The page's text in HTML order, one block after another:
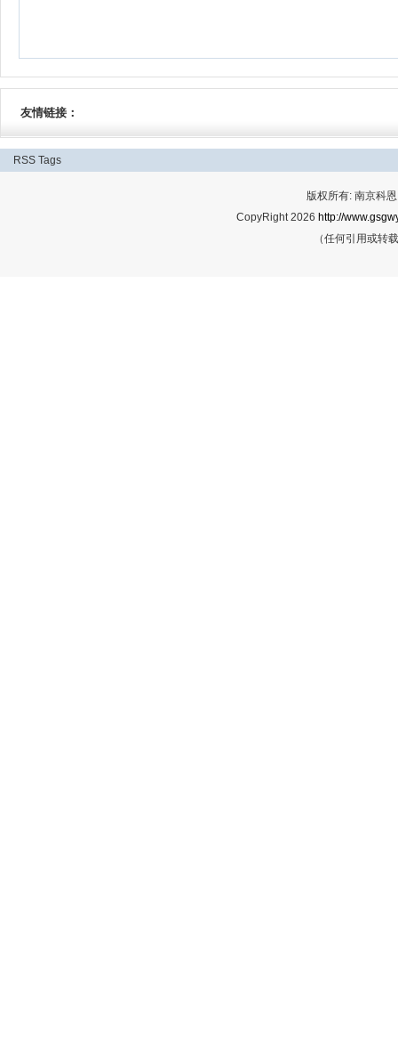
友情链接：
RSS Tags
版权所有: 南京科
CopyRight 2026 http://
（任何引用或转